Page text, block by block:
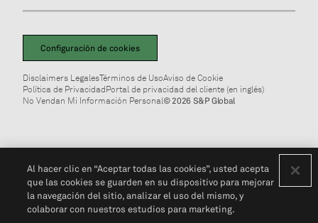
Configuración de cookies
Disclaimers LegalesTérminos de UsoAviso de Cookie
Política de PrivacidadPortal de privacidad del cliente (en inglés)
No Vendan Mi Información Personal© 2026 S&P Global
Al hacer clic en “Aceptar todas las cookies”, usted acepta
que las cookies se guarden en su dispositivo para mejorar
la navegación del sitio, analizar el uso del mismo, y
colaborar con nuestros estudios para marketing.